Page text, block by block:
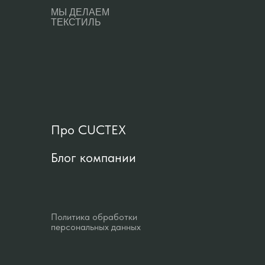
Про CUCTEX
Блог компании
Политика обработки
персональных данных
МЫ ДЕЛАЕМ
ТЕКСТИЛЬ